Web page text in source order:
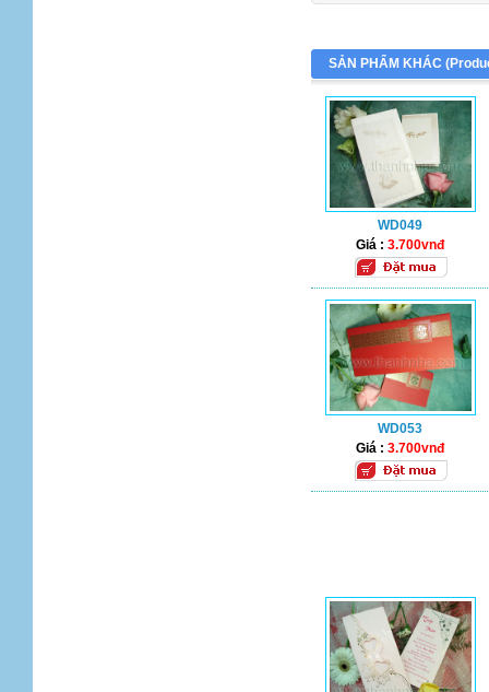
SẢN PHẨM KHÁC (
WD049
Giá :3.700vnđ
WD053
Giá :3.700vnđ